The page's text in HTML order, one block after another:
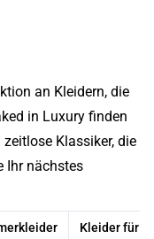
an Kleidern, die
in Luxury finden
Klassiker, die
Ihr nächstes
Kleider für